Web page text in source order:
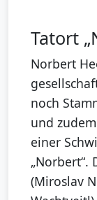
Tatort
Norbert
noch
und
einer
„Norbert“.
(Miroslav